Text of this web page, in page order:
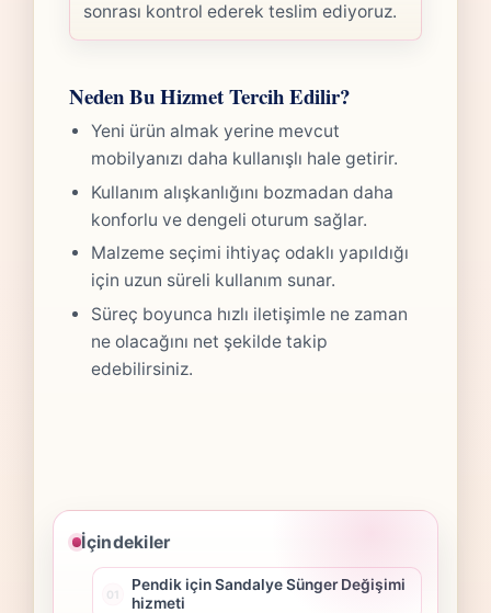
sonrası kontrol ederek teslim ediyoruz.
Neden Bu Hizmet Tercih Edilir?
Yeni ürün almak yerine mevcut
mobilyanızı daha kullanışlı hale getirir.
Kullanım alışkanlığını bozmadan daha
konforlu ve dengeli oturum sağlar.
Malzeme seçimi ihtiyaç odaklı yapıldığı
için uzun süreli kullanım sunar.
Süreç boyunca hızlı iletişimle ne zaman
ne olacağını net şekilde takip
edebilirsiniz.
İçindekiler
Pendik için Sandalye Sünger Değişimi
hizmeti